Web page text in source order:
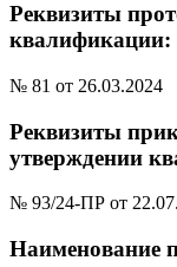
Реквизиты
квалификации:
№ 81 от 26.03.2024
Реквизиты
утверждении
№ 93/24-ПР от
Наименование